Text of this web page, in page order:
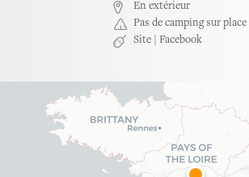
En extérieur
Pas de camping sur place
Site
Facebook